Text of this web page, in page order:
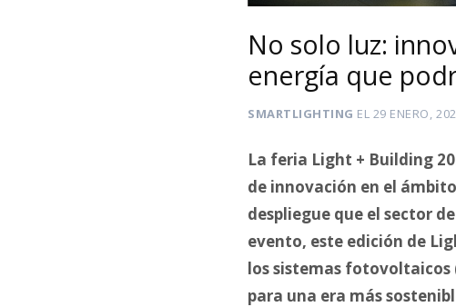
No solo luz:
energía que
SMARTLIGHTING EL 29 ENERO,
La feria Light + Building
de innovación en el
despliegue que el sector
evento, este edición de
los sistemas fotovoltaicos
para una era más